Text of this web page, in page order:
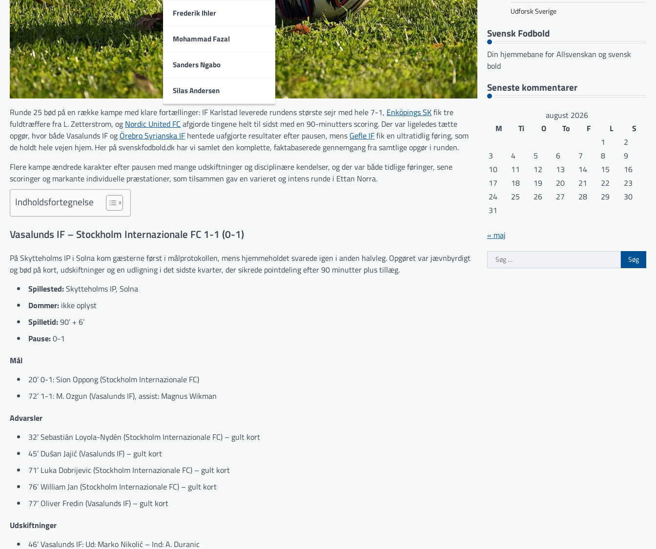
Frederik Ihler
Mohammad Fazal
Sanders Ngabo
Silas Andersen
Runde 25 bød på en række kampe med klare fortællinger: IF Karlstad leverede rundens største sejr med hele 7-1, Enköpings SKfik tre
fuldtræffere fra L. Zetterstrom, og Nordic United FC afgjorde tingene helt til sidst med en 90-minutters scoring. Der var ligeledes tætte
opgør, hvor både Vasalunds IF og Örebro Syrianska IF hentede uafgjorte resultater efter pausen, mens Gefle IFfik en ultratidlig føring, som
de holdt hele vejen hjem. Her på svenskfodbold.dk har vi samlet den komplette, faktabaserede gennemgang fra samtlige opgør i runden.
Flere kampe ændrede karakter efter pausen med mange udskiftninger og disciplinære kendelser, og der var både tidlige føringer, sene
scoringer og markante individuelle præstationer, som tilsammen gav en varieret og intens runde i Ettan Norra.
Indholdsfortegnelse
Vasalunds IF – Stockholm Internazionale FC 1-1 (0-1)
På Skytteholms IP i Solna kom gæsterne først i målprotokollen, mens hjemmeholdet svarede igen i anden halvleg. Opgøret var jævnbyrdigt
og bød på kort, udskiftninger og en udligning i det sidste kvarter, der sikrede pointdeling efter 90 minutter plus tillæg.
Spillested:Skytteholms IP, Solna
Dommer: ikke oplyst
Spilletid:90’ + 6’
Pause:0-1
Mål
20’ 0-1: Sion Oppong (Stockholm Internazionale FC)
72’ 1-1: M. Ozgun (Vasalunds IF), assist: Magnus Wikman
Advarsler
32’ Sebastián Loyola-Nydén (Stockholm Internazionale FC) – gult kort
45’ Dušan Jajić (Vasalunds IF) – gult kort
71’ Luka Dobrijevic (Stockholm Internazionale FC) – gult kort
76’ William Jan (Stockholm Internazionale FC) – gult kort
77’ Oliver Fredin (Vasalunds IF) – gult kort
Udskiftninger
46’ Vasalunds IF: Ud: Marko Nikolić – Ind: A. Duranic
Udforsk Sverige
Svensk Fodbold
Din hjemmebane for Allsvenskan og svensk
bold
Seneste kommentarer
august 2026
M
Ti O To F L
S
1
2
3
4 5 6 7 8
9
10
11 12 13 14 15
16
17
18 19 20 21 22
23
24
25 26 27 28 29
30
31
« maj
Søg
efter: